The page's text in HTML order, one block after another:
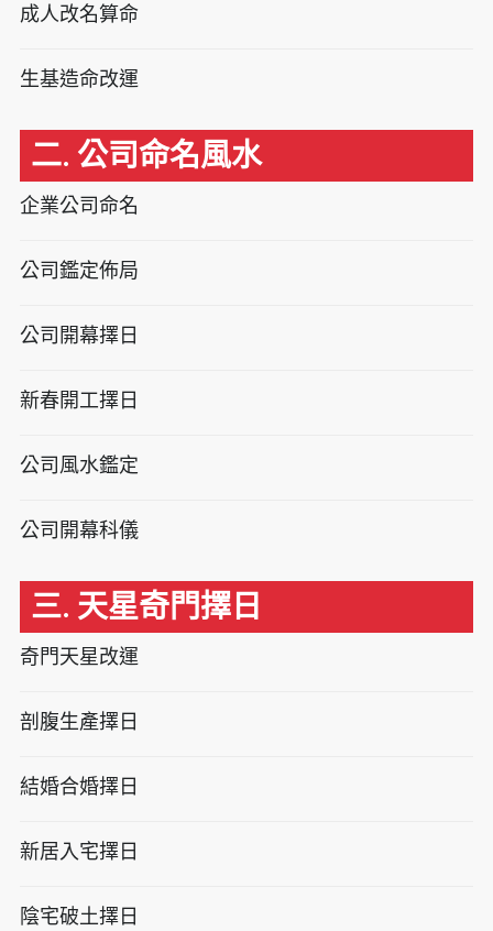
成人改名算命
生基造命改運
二. 公司命名風水
企業公司命名
公司鑑定佈局
公司開幕擇日
新春開工擇日
公司風水鑑定
公司開幕科儀
三. 天星奇門擇日
奇門天星改運
剖腹生產擇日
結婚合婚擇日
新居入宅擇日
陰宅破土擇日